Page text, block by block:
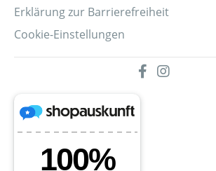
Erklärung zur Barrierefreiheit
Cookie-Einstellungen